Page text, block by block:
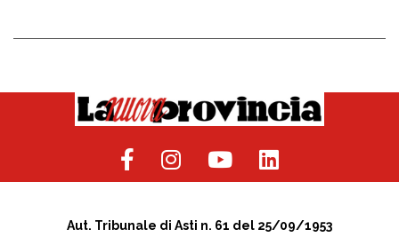
Aut. Tribunale di Asti n. 61 del 25/09/1953